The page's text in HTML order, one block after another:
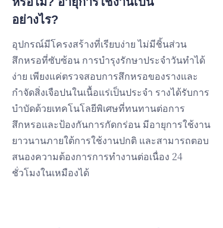
อย่างไร?
อุปกรณ์มีโครงสร้างที่เรียบง่าย ไม่มีชิ้นส่วน
สึกหรอที่ซับซ้อน การบำรุงรักษาประจำวันทำได้
ง่าย เพียงแค่ตรวจสอบการสึกหรอของรางและ
กำจัดสิ่งเจือปนในเนื้อแร่เป็นประจำ รางได้รับการ
บำบัดด้วยเทคโนโลยีพิเศษที่ทนทานต่อการ
สึกหรอและป้องกันการกัดกร่อน มีอายุการใช้งาน
ยาวนานภายใต้การใช้งานปกติ และสามารถตอบ
สนองความต้องการการทำงานต่อเนื่อง 24
ชั่วโมงในเหมืองได้